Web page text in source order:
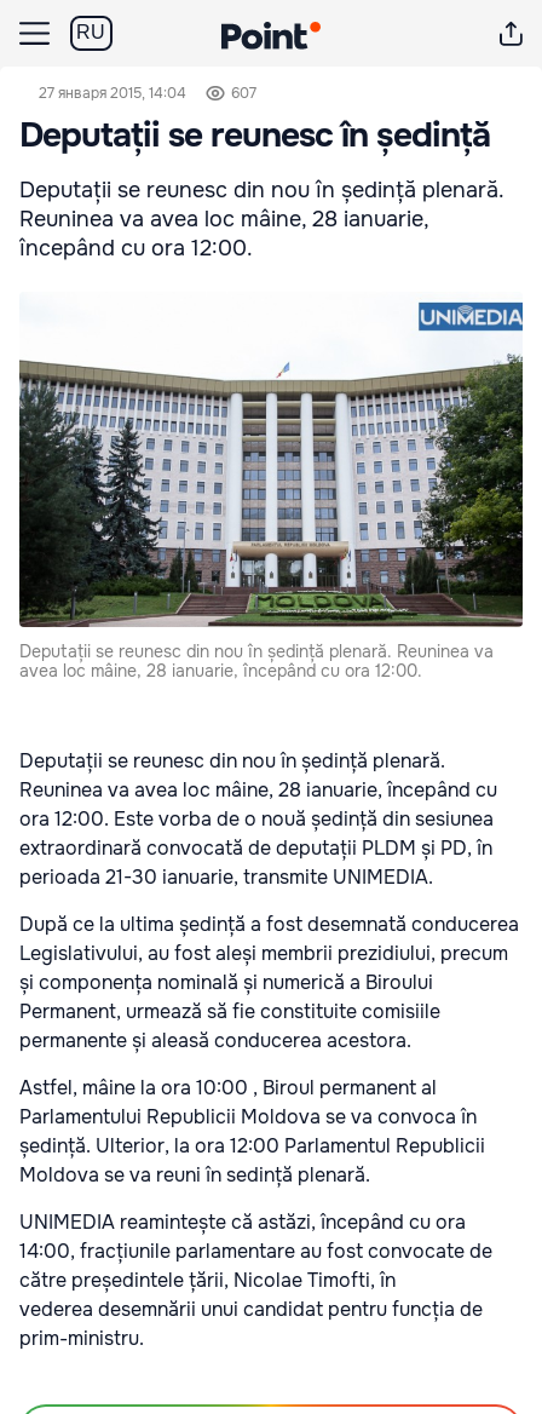
RU
27 января 2015, 14:04 607
Deputații se reunesc în ședință
Deputații se reunesc din nou în ședință plenară.
Reuninea va avea loc mâine, 28 ianuarie,
începând cu ora 12:00.
Deputații se reunesc din nou în ședință plenară. Reuninea va
avea loc mâine, 28 ianuarie, începând cu ora 12:00.
Deputații se reunesc din nou în ședință plenară.
Reuninea va avea loc mâine, 28 ianuarie, începând cu
ora 12:00. Este vorba de o nouă ședință din sesiunea
extraordinară convocată de deputații PLDM și PD, în
perioada 21-30 ianuarie, transmite UNIMEDIA.
După ce la ultima ședință a fost desemnată conducerea
Legislativului, au fost aleși membrii prezidiului, precum
și componența nominală și numerică a Biroului
Permanent, urmează să fie constituite comisiile
permanente și aleasă conducerea acestora.
Astfel, mâine la ora 10:00 , Biroul permanent al
Parlamentului Republicii Moldova se va convoca în
ședință. Ulterior, la ora 12:00 Parlamentul Republicii
Moldova se va reuni în sedință plenară.
UNIMEDIA reamintește că astăzi, începând cu ora
14:00, fracțiunile parlamentare au fost convocate de
către președintele țării, Nicolae Timofti, în
vederea desemnării unui candidat pentru funcția de
prim-ministru.